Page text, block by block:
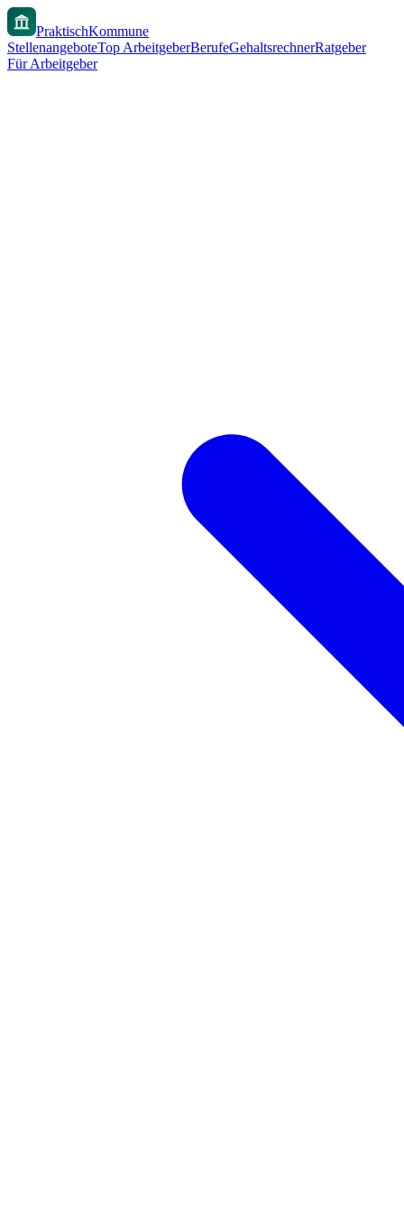
PraktischKommune
StellenangeboteTop ArbeitgeberBerufeGehaltsrechnerRatgeber
Für Arbeitgeber